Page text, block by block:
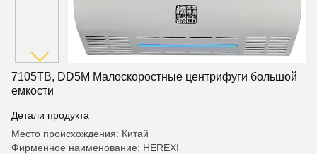
7105TB, DD5M Малоскоростные центрифуги большой
емкости
Детали продукта
Место происхождения: Китай
Фирменное наименование: HEREXI